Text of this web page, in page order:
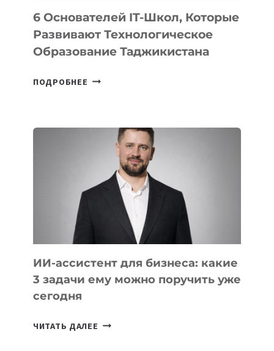
6 Основателей IT-Школ, Которые
Развивают Технологическое
Образование Таджикистана
ПОДРОБНЕЕ 6
КОТОРЫЕ
РАЗВИВАЮТ
ТЕХНОЛОГИЧЕСКОЕ
ОБРАЗОВАНИЕ
ТАДЖИКИСТАНА
ИИ-ассистент для бизнеса: какие
3 задачи ему можно поручить уже
сегодня
ЧИТАТЬ ДАЛЕЕ ИИ-